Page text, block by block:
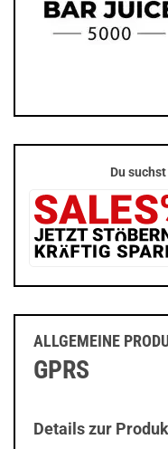
Du
ALLGEMEINE
GPRS
Details zur